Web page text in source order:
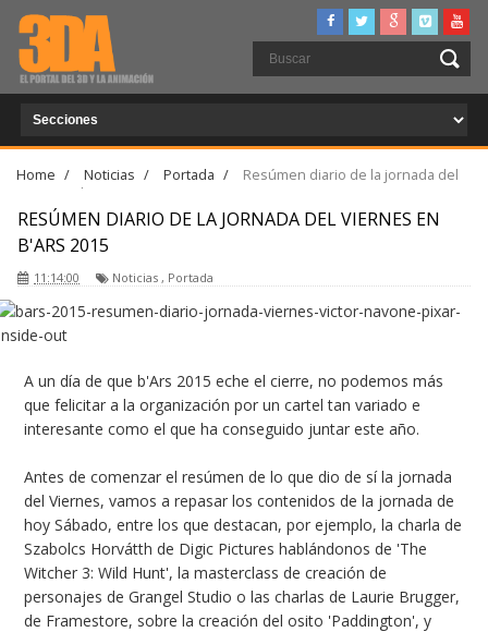
Home / Noticias / Portada /
Resúmen diario de la jornada del
Viernes en b'Ars 2015
RESÚMEN DIARIO DE LA JORNADA DEL VIERNES EN
B'ARS 2015
11:14:00 Noticias , Portada
A un día de que b'Ars 2015 eche el cierre, no podemos más
que felicitar a la organización por un cartel tan variado e
interesante como el que ha conseguido juntar este año.
Antes de comenzar el resúmen de lo que dio de sí la jornada
del Viernes, vamos a repasar los contenidos de la jornada de
hoy Sábado, entre los que destacan, por ejemplo, la charla de
Szabolcs Horvátth de Digic Pictures hablándonos de 'The
Witcher 3: Wild Hunt', la masterclass de creación de
personajes de Grangel Studio o las charlas de Laurie Brugger,
de Framestore, sobre la creación del osito 'Paddington', y